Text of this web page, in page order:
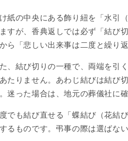
紙の中央にある飾り紐を「水引
すが、香典返しでは必ず「結び
ら「悲しい出来事は二度と繰り
、結び切りの一種で、両端を引
たりません。あわじ結びは結び
迷った場合は、地元の葬儀社に
でも結び直せる「蝶結び（花結
るものです。弔事の際は選ばな